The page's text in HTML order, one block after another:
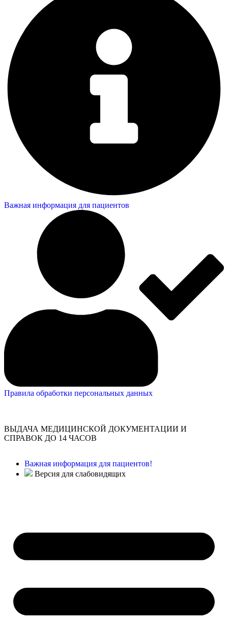
Важная информация для пациентов
Правила обработки персональных данных
ВЫДАЧА МЕДИЦИНСКОЙ ДОКУМЕНТАЦИИ И
СПРАВОК ДО 14 ЧАСОВ
Важная информация для пациентов!
Версия для слабовидящих